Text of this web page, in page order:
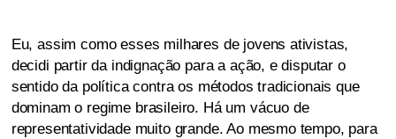
Eu, assim como esses milhares de jovens ativistas,
decidi partir da indignação para a ação, e disputar o
sentido da política contra os métodos tradicionais que
dominam o regime brasileiro. Há um vácuo de
representatividade muito grande. Ao mesmo tempo, para